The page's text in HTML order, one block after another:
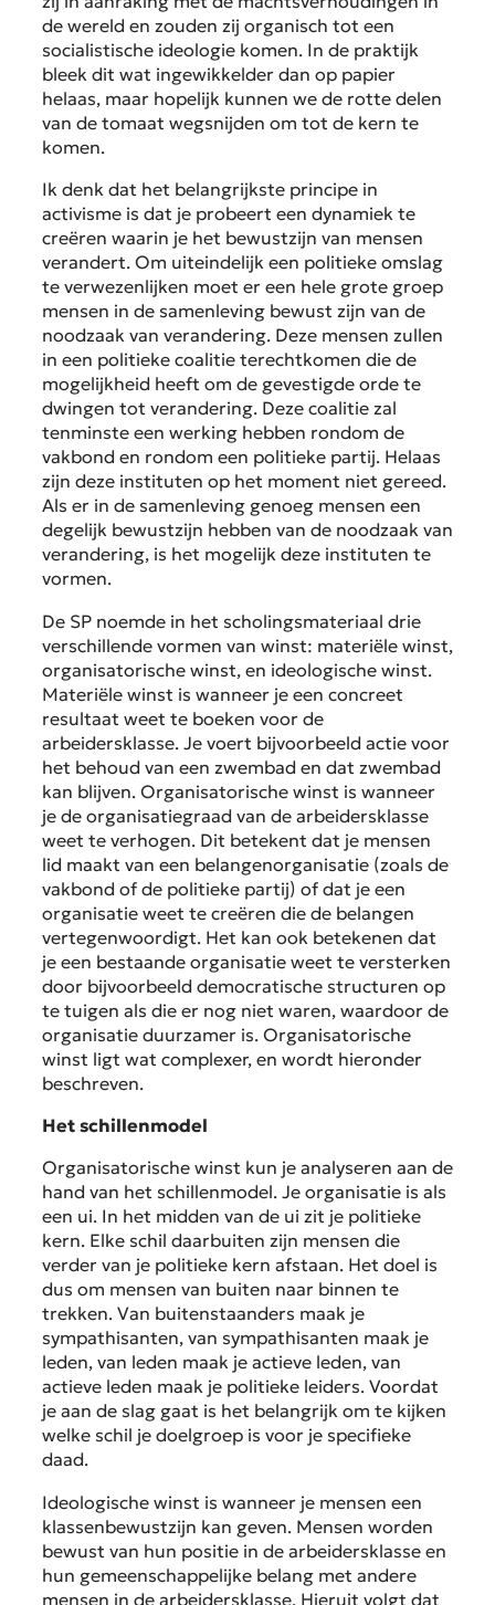
de wereld en zouden zij organisch tot een
socialistische ideologie komen. In de praktijk
bleek dit wat ingewikkelder dan op papier
helaas, maar hopelijk kunnen we de rotte delen
van de tomaat wegsnijden om tot de kern te
komen.
Ik denk dat het belangrijkste principe in
activisme is dat je probeert een dynamiek te
creëren waarin je het bewustzijn van mensen
verandert. Om uiteindelijk een politieke omslag
te verwezenlijken moet er een hele grote groep
mensen in de samenleving bewust zijn van de
noodzaak van verandering. Deze mensen zullen
in een politieke coalitie terechtkomen die de
mogelijkheid heeft om de gevestigde orde te
dwingen tot verandering. Deze coalitie zal
tenminste een werking hebben rondom de
vakbond en rondom een politieke partij. Helaas
zijn deze instituten op het moment niet gereed.
Als er in de samenleving genoeg mensen een
degelijk bewustzijn hebben van de noodzaak van
verandering, is het mogelijk deze instituten te
vormen.
De SP noemde in het scholingsmateriaal drie
verschillende vormen van winst: materiële winst,
organisatorische winst, en ideologische winst.
Materiële winst is wanneer je een concreet
resultaat weet te boeken voor de
arbeidersklasse. Je voert bijvoorbeeld actie voor
het behoud van een zwembad en dat zwembad
kan blijven. Organisatorische winst is wanneer
je de organisatiegraad van de arbeidersklasse
weet te verhogen. Dit betekent dat je mensen
lid maakt van een belangenorganisatie (zoals de
vakbond of de politieke partij) of dat je een
organisatie weet te creëren die de belangen
vertegenwoordigt. Het kan ook betekenen dat
je een bestaande organisatie weet te versterken
door bijvoorbeeld democratische structuren op
te tuigen als die er nog niet waren, waardoor de
organisatie duurzamer is. Organisatorische
winst ligt wat complexer, en wordt hieronder
beschreven.
Het schillenmodel
Organisatorische winst kun je analyseren aan de
hand van het schillenmodel. Je organisatie is als
een ui. In het midden van de ui zit je politieke
kern. Elke schil daarbuiten zijn mensen die
verder van je politieke kern afstaan. Het doel is
dus om mensen van buiten naar binnen te
trekken. Van buitenstaanders maak je
sympathisanten, van sympathisanten maak je
leden, van leden maak je actieve leden, van
actieve leden maak je politieke leiders. Voordat
je aan de slag gaat is het belangrijk om te kijken
welke schil je doelgroep is voor je specifieke
daad.
Ideologische winst is wanneer je mensen een
klassenbewustzijn kan geven. Mensen worden
bewust van hun positie in de arbeidersklasse en
hun gemeenschappelijke belang met andere
mensen in de arbeidersklasse. Hieruit volgt dat